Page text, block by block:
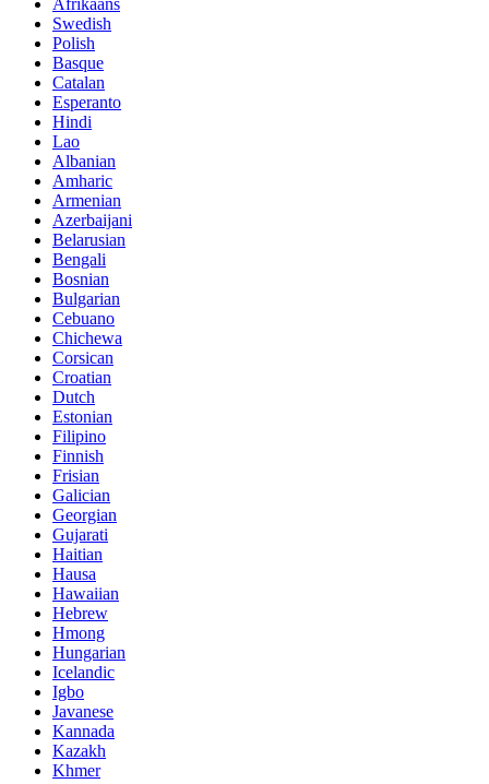
Afrikaans
Swedish
Polish
Basque
Catalan
Esperanto
Hindi
Lao
Albanian
Amharic
Armenian
Azerbaijani
Belarusian
Bengali
Bosnian
Bulgarian
Cebuano
Chichewa
Corsican
Croatian
Dutch
Estonian
Filipino
Finnish
Frisian
Galician
Georgian
Gujarati
Haitian
Hausa
Hawaiian
Hebrew
Hmong
Hungarian
Icelandic
Igbo
Javanese
Kannada
Kazakh
Khmer